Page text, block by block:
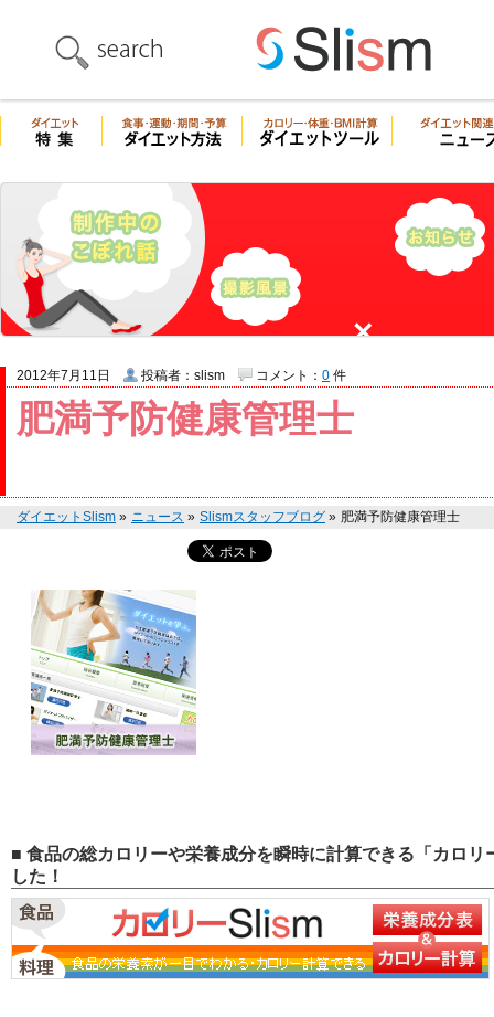
肥満予防健康管理士
2012年7月11日 投稿者：slism コメント： 0 件
ダイエットSlism » ニュース » Slismスタッフブログ » 肥満予防健康管理士
■ 食品の総カロリーや栄養成分を瞬時に計算できる「カロ
した！